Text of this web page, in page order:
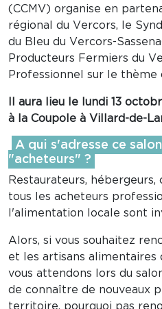
(CCMV) organise en
régional du Vercors, le
du Bleu du Vercors-
Producteurs Fermiers du
Professionnel sur le thème
Il aura lieu le lundi 13
à la Coupole à Villard-de-
A qui s'adresse ce
"acheteurs" ?
Restaurateurs,
tous les acheteurs
l'alimentation locale sont
Alors, si vous souhaitez
et les artisans alimentaires
vous attendons lors du
de connaître de nouveaux
territoire, pourquoi pas